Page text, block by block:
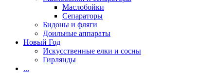
Маслобойки
Сепараторы
Бидоны и фляги
Доильные аппараты
Новый Год
Искусственные елки и сосны
Гирлянды
...